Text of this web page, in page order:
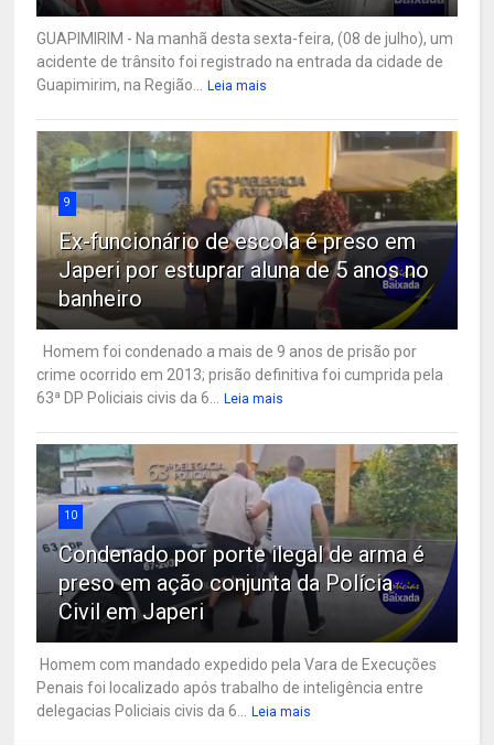
GUAPIMIRIM - Na manhã desta sexta-feira, (08 de julho), um
acidente de trânsito foi registrado na entrada da cidade de
Guapimirim, na Região...
Leia mais
9
Ex-funcionário de escola é preso em
Japeri por estuprar aluna de 5 anos no
banheiro
Homem foi condenado a mais de 9 anos de prisão por
crime ocorrido em 2013; prisão definitiva foi cumprida pela
63ª DP Policiais civis da 6...
Leia mais
10
Condenado por porte ilegal de arma é
preso em ação conjunta da Polícia
Civil em Japeri
Homem com mandado expedido pela Vara de Execuções
Penais foi localizado após trabalho de inteligência entre
delegacias Policiais civis da 6...
Leia mais